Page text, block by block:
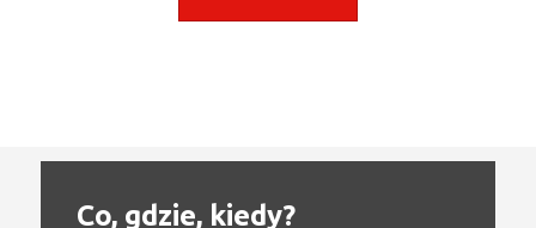
Co, gdzie, kiedy?